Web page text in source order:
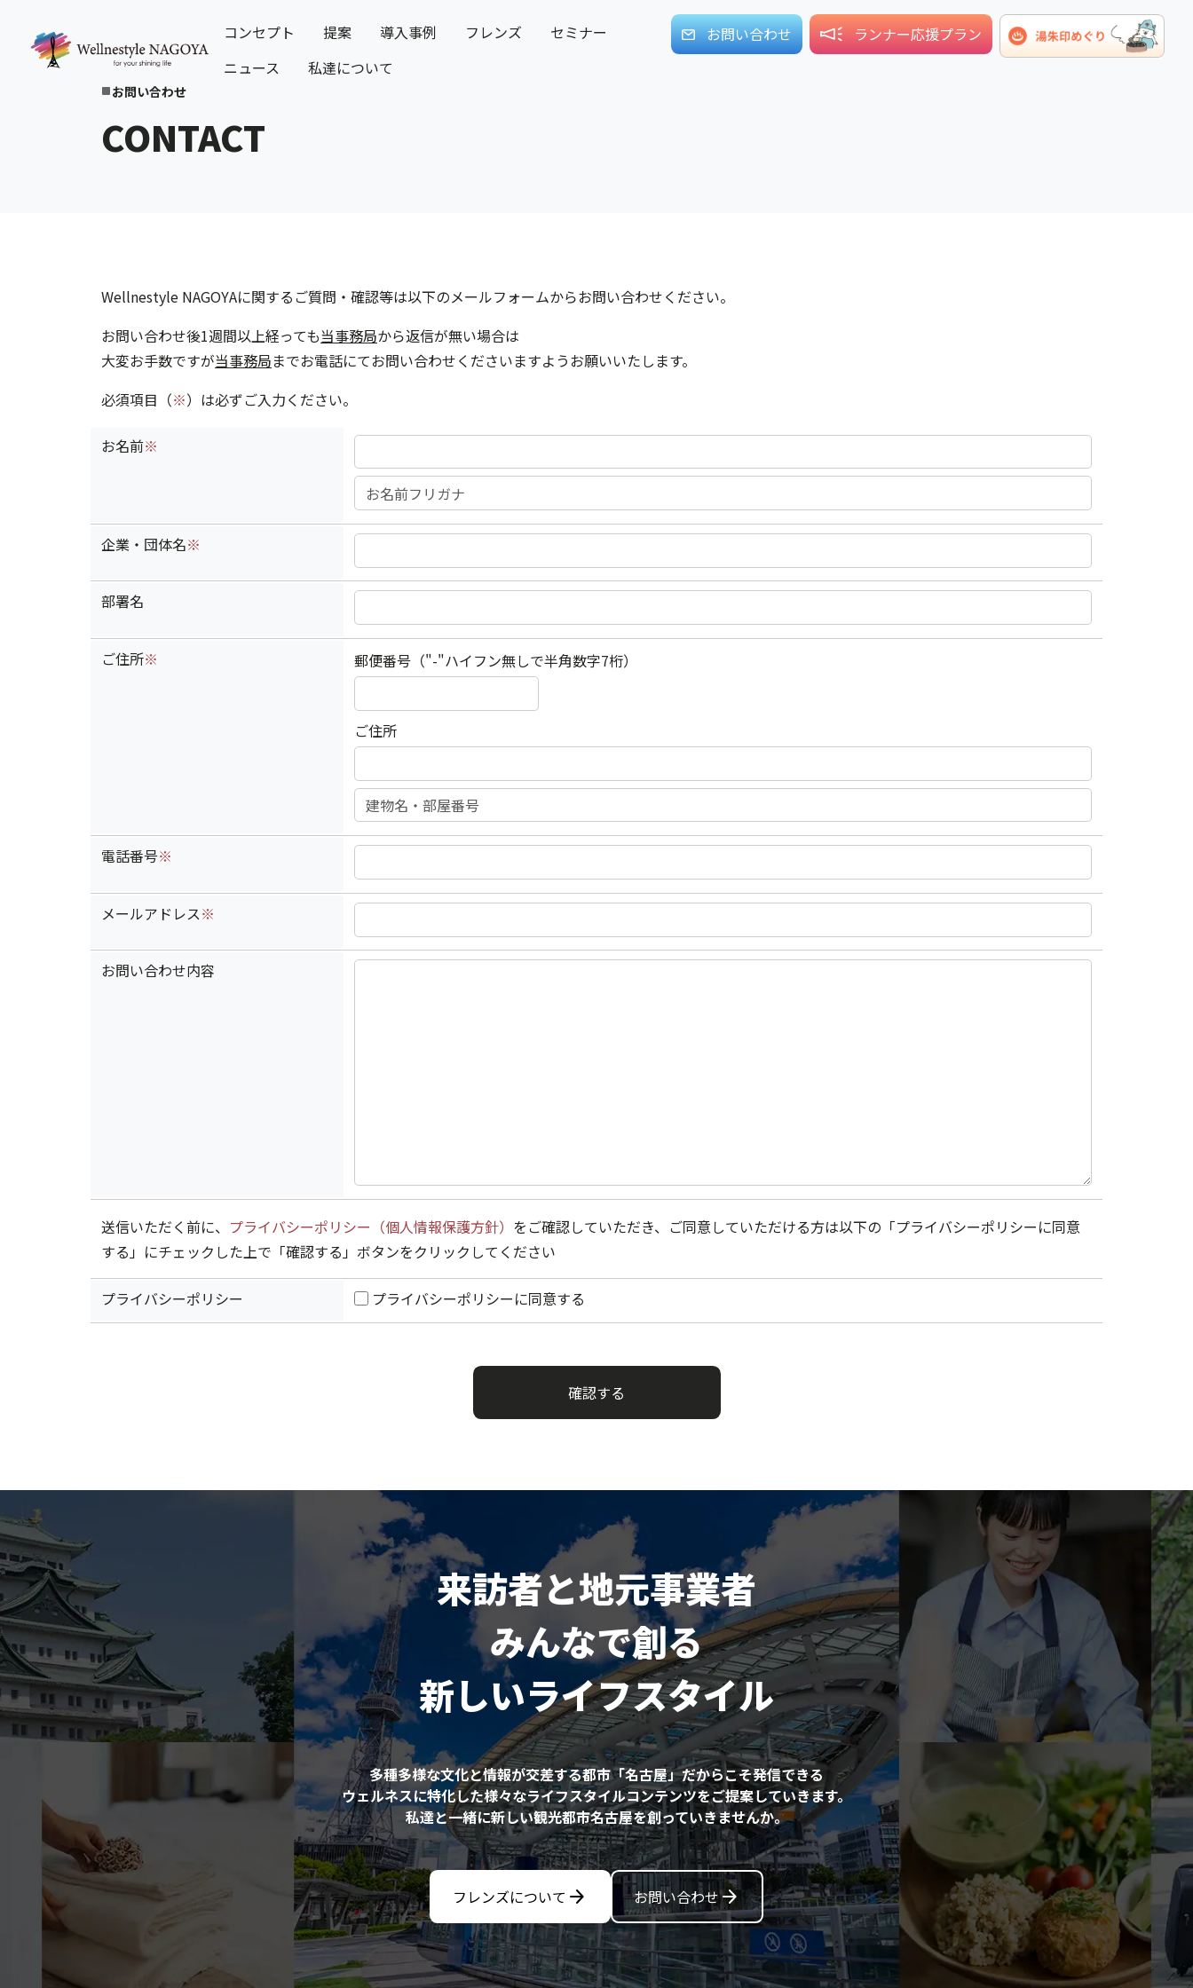
コンセプト 提案 導入事例 フレンズ
セミナー
ニュース
私達について
お問い合わせ ランナー応援プラン
crop_square お問い合わせ
CONTACT
Wellnestyle NAGOYAに関するご質問・確認等は以下のメールフォームからお問い合わせください。
お問い合わせ後1週間以上経っても当事務局から返信が無い場合は
大変お手数ですが当事務局までお電話にてお問い合わせくださいますようお願いいたします。
必須項目（※）は必ずご入力ください。
お名前※
企業・団体名※
部署名
ご住所※ 郵便番号（"-"ハイフン無しで半角数字7桁）
ご住所
電話番号※
メールアドレス※
お問い合わせ内容
送信いただく前に、 プライバシーポリシー（個人情報保護方針） をご確認していただき、ご同意していただける方は以下の「プライバシーポリシーに同意
する」にチェックした上で「確認する」ボタンをクリックしてください
プライバシーポリシー プライバシーポリシーに同意する
確認する
来訪者と地元事業者
みんなで創る
新しいライフスタイル
多種多様な文化と情報が交差する都市「名古屋」だからこそ発信できる
ウェルネスに特化した様々なライフスタイルコンテンツをご提案していきます。
私達と一緒に新しい観光都市名古屋を創っていきませんか。
フレンズについて arrow_forward お問い合わせarrow_forward